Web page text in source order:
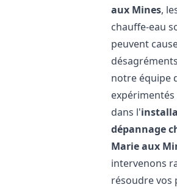
aux Mines,
chauffe-eau
peuvent
notre équipe
expérimentés
dans l'
dépannage
Marie aux
intervenons
résoudre vos